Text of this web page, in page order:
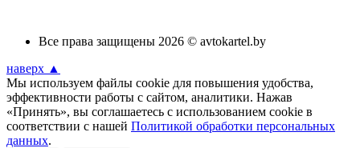
Все права защищены 2026 © avtokartel.by
наверх ▲
Мы используем файлы cookie для повышения удобства,
эффективности работы с сайтом, аналитики. Нажав
«Принять», вы соглашаетесь с использованием cookie в
соответствии с нашей Политикой обработки персональных
данных.